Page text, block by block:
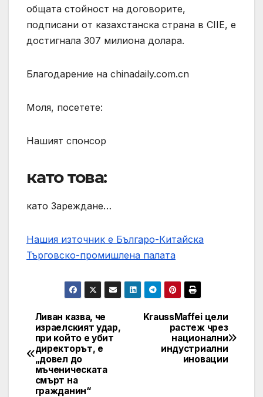
общата стойност на договорите,
подписани от казахстанска страна в CIIE, е
достигнала 307 милиона долара.
Благодарение на chinadaily.com.cn
Моля, посетете:
Нашият спонсор
като това:
като Зареждане…
Нашия източник е Българо-Китайска
Търговско-промишлена палaта
Post
navigation
KraussMaffei цели
растеж чрез
национални
индустриални
иновации
Ливан казва, че
израелският удар,
при който е убит
директорът, е
„довел до
мъченическата
смърт на
гражданин“